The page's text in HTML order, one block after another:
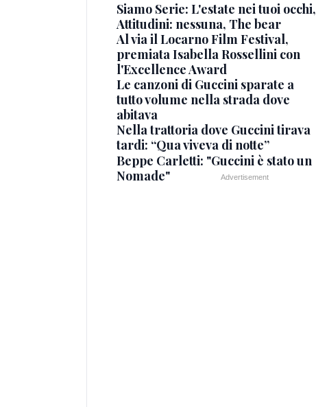
Siamo Serie: L'estate nei tuoi occhi,
Attitudini: nessuna, The bear
Al via il Locarno Film Festival,
premiata Isabella Rossellini con
l'Excellence Award
Le canzoni di Guccini sparate a
tutto volume nella strada dove
abitava
Nella trattoria dove Guccini tirava
tardi: “Qua viveva di notte”
Beppe Carletti: "Guccini è stato un
Nomade"